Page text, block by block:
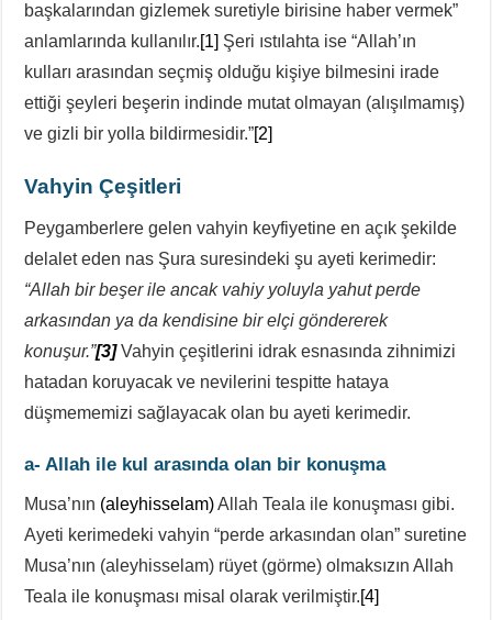
başkalarından gizlemek suretiyle birisine haber vermek”
anlamlarında kullanılır.[1] Şeri ıstılahta ise “Allah’ın
kulları arasından seçmiş olduğu kişiye bilmesini irade
ettiği şeyleri beşerin indinde mutat olmayan (alışılmamış)
ve gizli bir yolla bildirmesidir.”[2]
Vahyin Çeşitleri
Peygamberlere gelen vahyin keyfiyetine en açık şekilde
delalet eden nas Şura suresindeki şu ayeti kerimedir:
“Allah bir beşer ile ancak vahiy yoluyla yahut perde
arkasından ya da kendisine bir elçi göndererek
konuşur.”[3] Vahyin çeşitlerini idrak esnasında zihnimizi
hatadan koruyacak ve nevilerini tespitte hataya
düşmememizi sağlayacak olan bu ayeti kerimedir.
a- Allah ile kul arasında olan bir konuşma
Musa’nın (aleyhisselam)Allah Teala ile konuşması gibi.
Ayeti kerimedeki vahyin “perde arkasından olan” suretine
Musa’nın (aleyhisselam) rüyet (görme) olmaksızın Allah
Teala ile konuşması misal olarak verilmiştir.[4]